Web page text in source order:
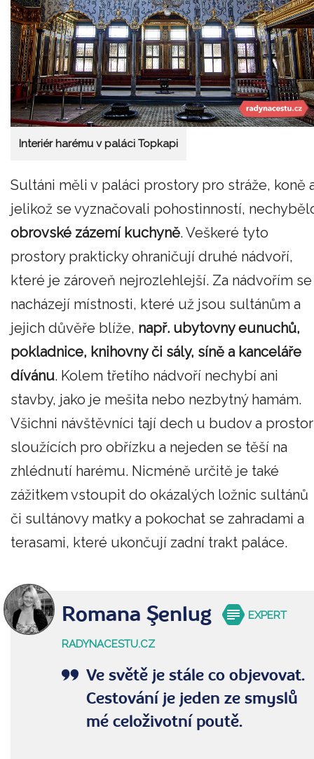
Interiér harému v paláci Topkapi
Sultáni měli v paláci prostory pro stráže, koně
jelikož se vyznačovali pohostinností,
obrovské zázemí kuchyně. Veškeré tyto
prostory prakticky ohraničují druhé nádvoří,
které je zároveň nejrozlehlejší. Za nádvořím se
nacházejí místnosti, které už jsou sultánům a
jejich důvěře blíže, např. ubytovny eunuchů,
pokladnice, knihovny či sály, síně a kanceláře
dívánu. Kolem třetího nádvoří nechybí ani
stavby, jako je mešita nebo nezbytný hamám.
Všichni návštěvníci tají dech u budov a prostor
sloužících pro obřízku a nejeden se těší na
zhlédnutí harému. Nicméně určitě je také
zážitkem vstoupit do okázalých ložnic sultánů
či sultánovy matky a pokochat se zahradami a
terasami, které ukončují zadní trakt paláce.
Romana Şenlug EXPERT
RADYNACESTU.CZ
Ve světě je stále co objevovat.
Cestování je jeden ze smyslů
mé celoživotní poutě.